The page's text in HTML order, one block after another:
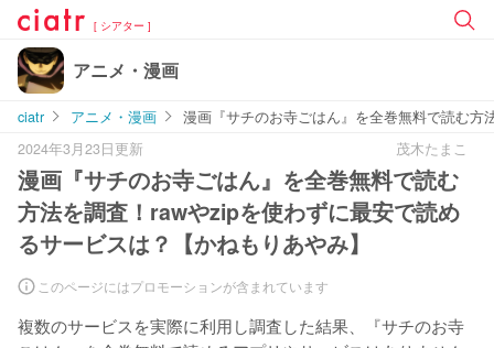
[ シアター ]
アニメ・漫画
ciatr アニメ・漫画
漫画『サチのお寺ごはん』を全巻無料で読む方
2024年3月23日更新
茂木たまこ
漫画『サチのお寺ごはん』を全巻無料で読む
方法を調査！rawやzipを使わずに最安で読め
るサービスは？【かねもりあやみ】
このページにはプロモーションが含まれています
複数のサービスを実際に利用し調査した結果、『サチのお寺